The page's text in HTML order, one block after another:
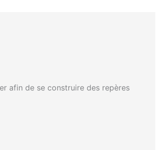
afin de se construire des repères